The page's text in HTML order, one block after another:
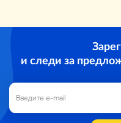
и следи за